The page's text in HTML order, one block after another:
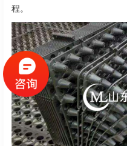
程。